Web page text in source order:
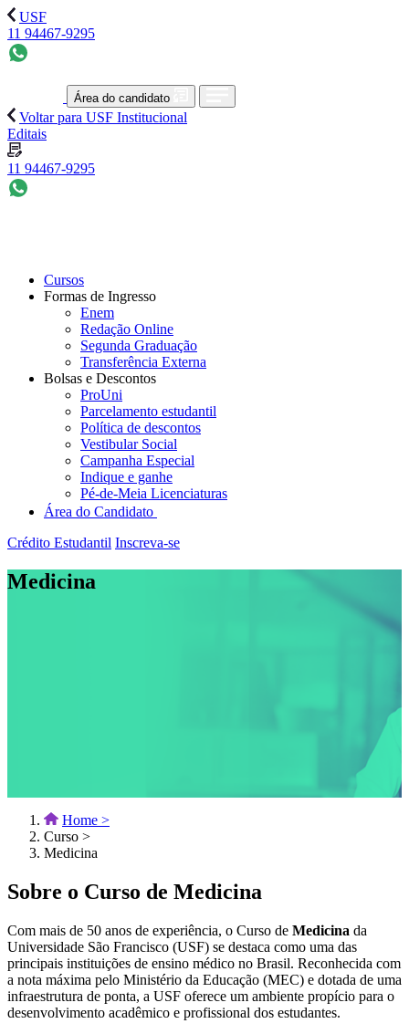
USF
11 94467-9295
Área do candidato
Voltar para USF Institucional
Editais
11 94467-9295
Cursos
Formas de Ingresso
Enem
Redação Online
Segunda Graduação
Transferência Externa
Bolsas e Descontos
ProUni
Parcelamento estudantil
Política de descontos
Vestibular Social
Campanha Especial
Indique e ganhe
Pé-de-Meia Licenciaturas
Área do Candidato
Crédito Estudantil Inscreva-se
Medicina
Home >
Curso >
Medicina
Sobre o Curso de Medicina
Com mais de 50 anos de experiência, o Curso de Medicina da
Universidade São Francisco (USF) se destaca como uma das
principais instituições de ensino médico no Brasil. Reconhecida com
a nota máxima pelo Ministério da Educação (MEC) e dotada de uma
infraestrutura de ponta, a USF oferece um ambiente propício para o
desenvolvimento acadêmico e profissional dos estudantes.